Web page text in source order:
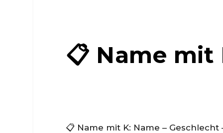
📋 Name mit
📋 Name mit K: Name –